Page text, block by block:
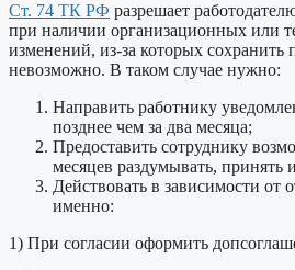
Ст. 74 ТК РФ разрешает
при наличии организационных или
изменений, из-за которых сохранить
невозможно. В таком случае нужно:
Направить работнику
позднее чем за два месяца;
Предоставить сотруднику
месяцев раздумывать, принять
Действовать в зависимости от
именно:
1) При согласии оформить